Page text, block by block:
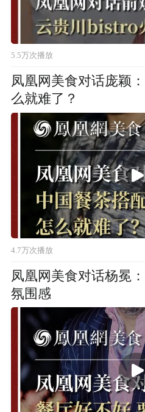
5.5万次播放
凤凰网美食对话庞颖
么就难了？
4.7万次播放
凤凰网美食对话杨冕
氛围感